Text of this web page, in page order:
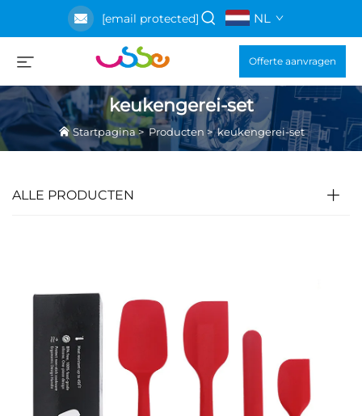
[email protected] NL
Offerte aanvragen
keukengerei-set
Startpagina>Producten>keukengerei-set
ALLE PRODUCTEN